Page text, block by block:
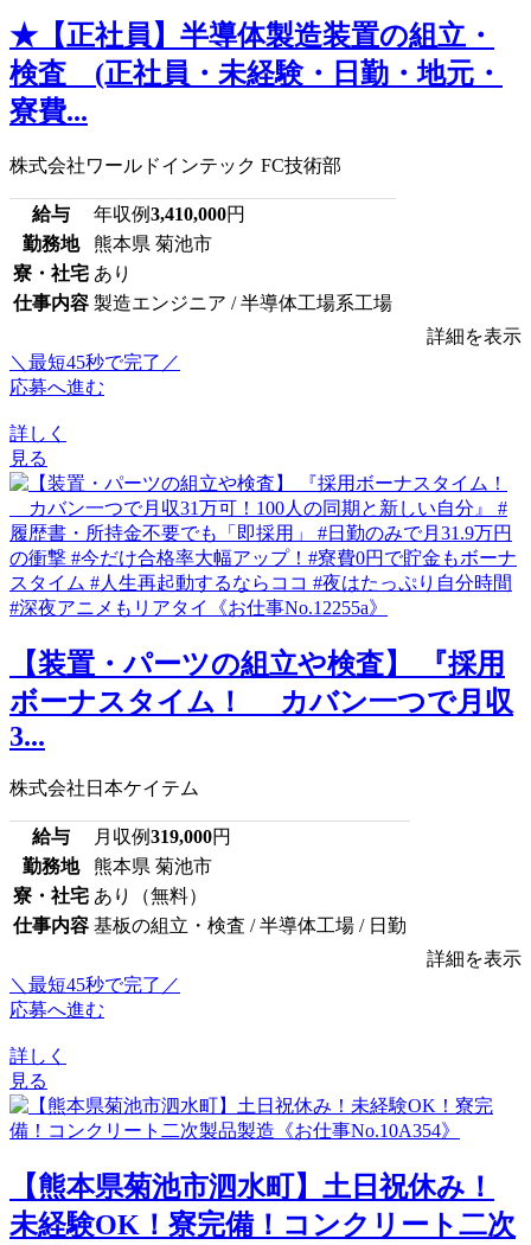
★【正社員】半導体製造装置の組立・
検査 (正社員・未経験・日勤・地元・
寮費...
株式会社ワールドインテック FC技術部
給与 年収例3,410,000円
勤務地
熊本県 菊池市
寮・社宅 あり
仕事内容 製造エンジニア / 半導体工場系工場
詳細を表示
＼最短45秒で完了／
応募へ進む
詳しく
見る
【装置・パーツの組立や検査】 『採用
ボーナスタイム！ カバン一つで月収
3...
株式会社日本ケイテム
給与 月収例319,000円
勤務地
熊本県 菊池市
寮・社宅 あり（無料）
仕事内容 基板の組立・検査 / 半導体工場 / 日勤
詳細を表示
＼最短45秒で完了／
応募へ進む
詳しく
見る
【熊本県菊池市泗水町】土日祝休み！
未経験OK！寮完備！コンクリート二次